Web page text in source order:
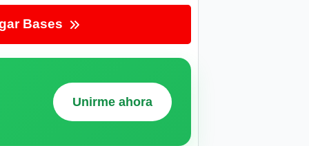
Bases
Unirme ahora